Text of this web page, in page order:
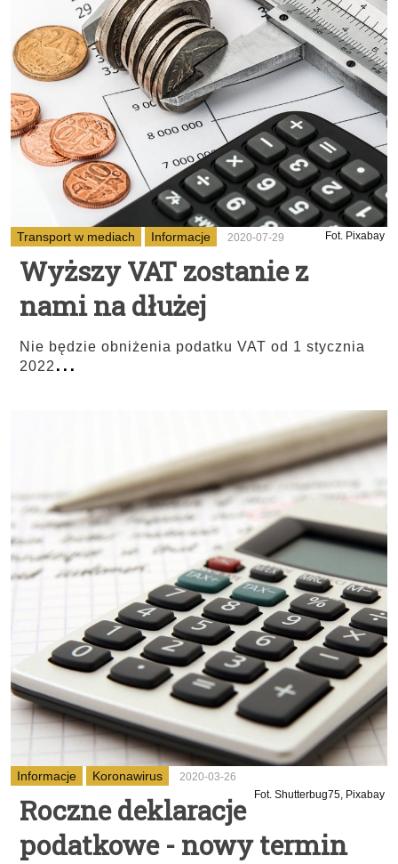
Transport w mediach Informacje 2020-07-29 Fot. Pixabay
Wyższy VAT zostanie z
nami na dłużej
Nie będzie obniżenia podatku VAT od 1 stycznia
2022 ...
Informacje Koronawirus
2020-03-26
Fot. Shutterbug75, Pixabay
Roczne deklaracje
podatkowe - nowy termin